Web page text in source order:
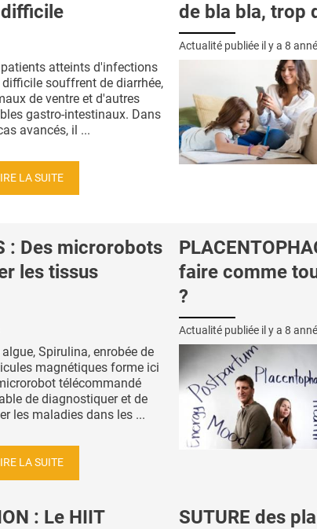
atteints d'infections
difficile souffrent de diarrhée,
de ventre et d'autres
gastro-intestinaux. Dans
avancés, il ...
LA SUITE
de bla bla, trop
Actualité publiée il y a 8
: Des microrobots
les tissus
algue, Spirulina, enrobée de
magnétiques forme ici
télécommandé
de diagnostiquer et de
les maladies dans les ...
LA SUITE
faire comme
?
Actualité publiée il y a 8
: Le HIIT
SUTURE des